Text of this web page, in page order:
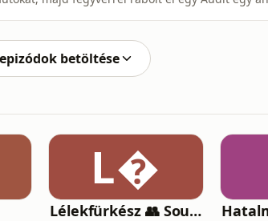
betöltése
L
Lélekfürkész 👥 SoulScout